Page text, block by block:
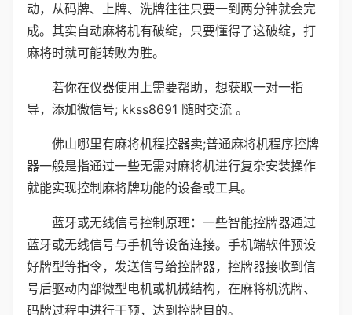
动，从码牌、上牌、洗牌往往只要一到两分钟就会完
成。其实自动麻将机有破绽，只要懂得了这破绽，打
麻将时就可能转败为胜。
若你在仪器使用上需要帮助，想获取一对一指
导，添加微信号; kkss8691 随时交流 。
佛山哪里有麻将机程控器卖;普通麻将机程序控牌
器一般是指通过一些无需对麻将机进行复杂安装操作
就能实现控制麻将牌功能的设备或工具。
蓝牙或无线信号控制原理：一些智能控牌器通过
蓝牙或无线信号与手机等设备连接。手机端软件预设
好牌型等指令，发送信号给控牌器，控牌器接收到信
号后驱动内部微型电机或机械结构，在麻将机洗牌、
码牌过程中进行干预，达到控牌目的。